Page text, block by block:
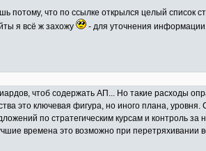
потому, что по ссылке открылся целый список
я всё ж захожу
- для уточнения
чтоб содержать АП... Но такие расходы
это ключевая фигура, но иного плана,
по стратегическим курсам и контроль
времена это возможно при